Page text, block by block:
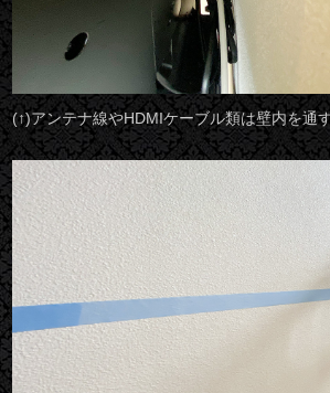
(↑)アンテナ線やHDMIケーブル類は壁内を通